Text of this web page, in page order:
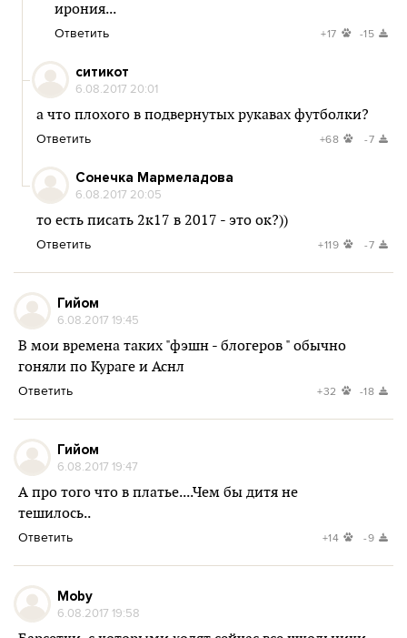
ирония...
Ответить +17 -15
ситикот
6.08.2017 20:01
а что плохого в подвернутых рукавах футболки?
Ответить +68 -7
Сонечка Мармеладова
6.08.2017 20:05
то есть писать 2к17 в 2017 - это ок?))
Ответить +119 -7
Гийом
6.08.2017 19:45
В мои времена таких "фэшн - блогеров " обычно
гоняли по Кураге и Аснл
Ответить +32 -18
Гийом
6.08.2017 19:47
А про того что в платье....Чем бы дитя не
тешилось..
Ответить +14 -9
Moby
6.08.2017 19:58